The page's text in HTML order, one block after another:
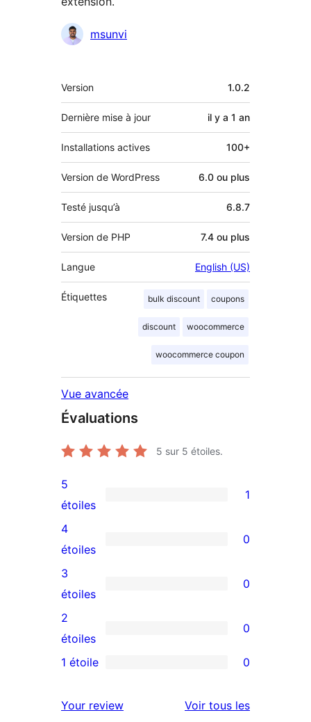
Contributeurs
msunvi
Méta
Version 1.0.2
Dernière mise à jour il y a 1 an
Installations actives 100+
Version de WordPress 6.0 ou plus
Testé jusqu’à 6.8.7
Version de PHP 7.4 ou plus
Langue English (US)
Étiquettes bulk discount coupons
discount woocommerce
woocommerce coupon
Vue avancée
Évaluations
5 sur 5 étoiles.
1
avis
à
5
étoile
5
étoiles
1
0
avis
à
4
étoile
4
étoiles
0
0
avis
à
3
3
étoiles
0
0
avis
2
2
étoiles
0
à
1 étoile 0
Your review Voir tous lesavis